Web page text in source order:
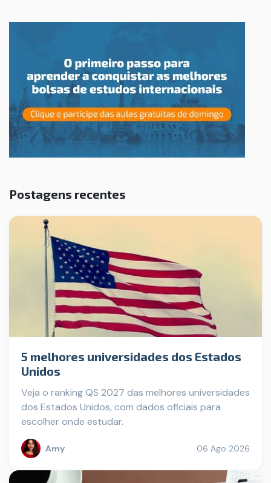
Postagens recentes
5 melhores universidades dos Estados
Unidos
Veja o ranking QS 2027 das melhores universidades
dos Estados Unidos, com dados oficiais para
escolher onde estudar.
Amy 06 Ago 2026